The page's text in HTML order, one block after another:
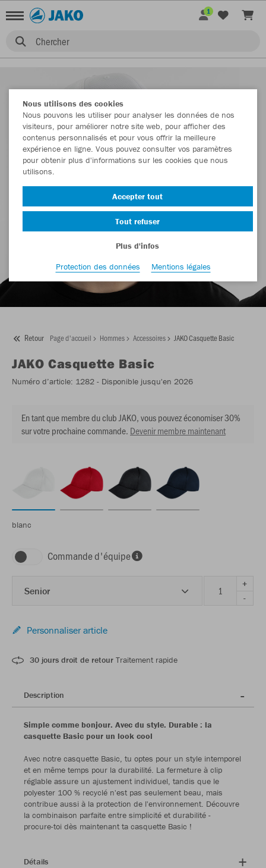
Chercher
1
Retour Page d'accueil Hommes Accessoires JAKO Casquette Basic
JAKO Casquette Basic
Numéro d’article: 1282 - Disponible jusqu'en 2026
En tant que membre du club JAKO, vous pouvez économiser 30%
sur votre prochaine commande. Devenir membre maintenant
blanc
Commande d'équipe
Senior
+
-
Personnaliser article
30 jours droit de retour Traitement rapide
Description
Simple comme bonjour. Avec du style. Durable : la
casquette Basic pour un look cool
Avec notre casquette Basic, tu optes pour un style intemporel
et en même temps pour la durabilité. La fermeture à clip
réglable assure un ajustement individuel, tandis que le
polyester 100 % recyclé n'est pas seulement beau, mais
contribue aussi à la protection de l'environnement. Découvre
la combinaison parfaite entre simplicité et durabilité -
procure-toi dès maintenant ta casquette Basic !
Détails
Nous utilisons des cookies
Nous pouvons les utiliser pour analyser les données de nos
visiteurs, pour améliorer notre site web, pour afficher des
contenus personnalisés et pour vous offrir la meilleure
expérience en ligne. Vous pouvez consulter vos paramètres
pour obtenir plus d'informations sur les cookies que nous
utilisons.
Accepter tout
Tout refuser
Plus d'infos
Protection des données
Mentions légales